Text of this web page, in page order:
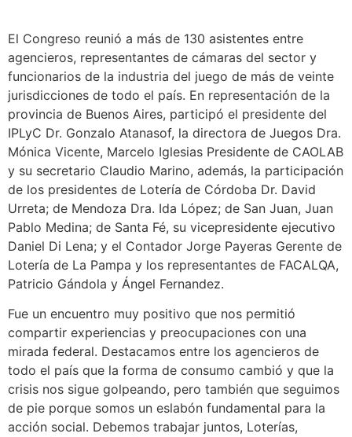
El Congreso reunió a más de 130 asistentes entre
agencieros, representantes de cámaras del sector y
funcionarios de la industria del juego de más de veinte
jurisdicciones de todo el país. En representación de la
provincia de Buenos Aires, participó el presidente del
IPLyC Dr. Gonzalo Atanasof, la directora de Juegos Dra.
Mónica Vicente, Marcelo Iglesias Presidente de CAOLAB
y su secretario Claudio Marino, además, la participación
de los presidentes de Lotería de Córdoba Dr. David
Urreta; de Mendoza Dra. Ida López; de San Juan, Juan
Pablo Medina; de Santa Fé, su vicepresidente ejecutivo
Daniel Di Lena; y el Contador Jorge Payeras Gerente de
Lotería de La Pampa y los representantes de FACALQA,
Patricio Gándola y Ángel Fernandez.
Fue un encuentro muy positivo que nos permitió
compartir experiencias y preocupaciones con una
mirada federal. Destacamos entre los agencieros de
todo el país que la forma de consumo cambió y que la
crisis nos sigue golpeando, pero también que seguimos
de pie porque somos un eslabón fundamental para la
acción social. Debemos trabajar juntos, Loterías,